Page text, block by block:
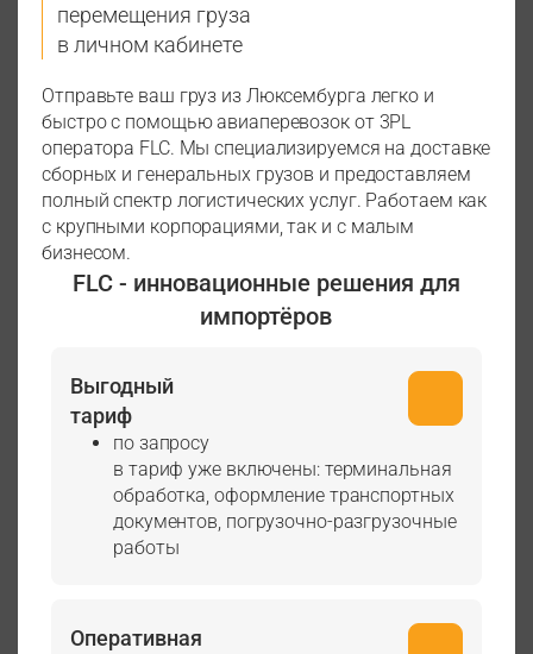
перемещения груза
в личном кабинете
Отправьте ваш груз из Люксембурга легко и
быстро с помощью авиаперевозок от 3PL
оператора FLC. Мы специализируемся на доставке
сборных и генеральных грузов и предоставляем
полный спектр логистических услуг. Работаем как
с крупными корпорациями, так и с малым
бизнесом.
FLC - инновационные решения для
импортёров
Выгодный
тариф
по запросу
в тариф уже включены: терминальная
обработка, оформление транспортных
документов, погрузочно-разгрузочные
работы
Оперативная